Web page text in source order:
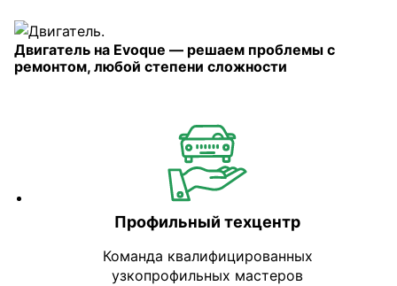
Двигатель на Evoque — решаем проблемы с
ремонтом, любой степени сложности
Профильный техцентр
Команда квалифицированных
узкопрофильных мастеров